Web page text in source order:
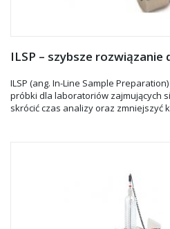
Zatężarki/ Koncentratory
ILSP – szybsze
ILSP (ang. In-Line Sample
próbki dla laboratoriów zajmujących
skrócić czas analizy oraz zmniejszyć